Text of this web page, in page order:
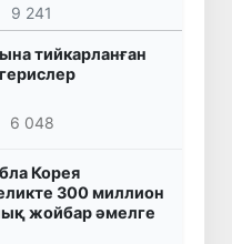
9 241
тийкарланған
6 048
Корея
300 миллион
жойбар әмелге